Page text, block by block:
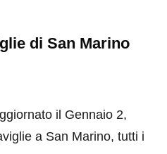
di San Marino
il Gennaio 2,
a San Marino, tutti i